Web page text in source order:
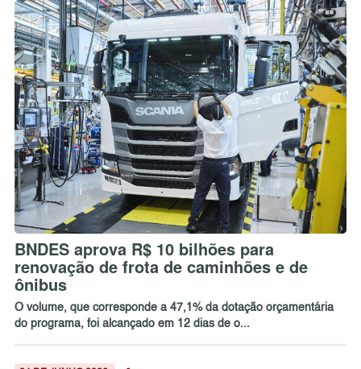
BNDES aprova R$ 10 bilhões para
renovação de frota de caminhões e de
ônibus
O volume, que corresponde a 47,1% da dotação orçamentária
do programa, foi alcançado em 12 dias de o...